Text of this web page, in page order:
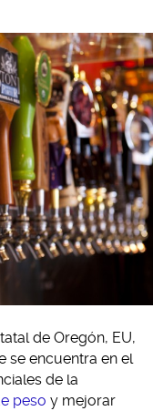
de Oregón, EU,
se encuentra en el
de la
peso y mejorar